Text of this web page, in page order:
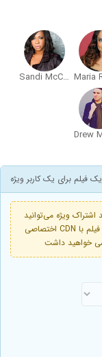
Sandi McCree
ویژه می‌توانید
هر 2 ساعت یک‌بار درخواست همگام‌سازی لینک‌های این فیلم با CDN اختصاصی
خواهید داشت